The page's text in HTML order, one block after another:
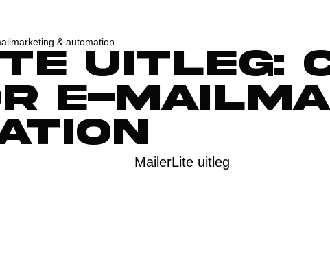
& automation
uitleg:
e-